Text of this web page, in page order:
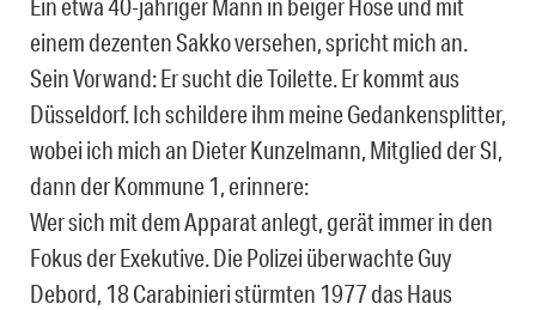
Ein etwa 40-jähriger Mann in beiger Hose und mit
einem dezenten Sakko versehen, spricht mich an.
Sein Vorwand: Er sucht die Toilette. Er kommt aus
Düsseldorf. Ich schildere ihm meine Gedankensplitter,
wobei ich mich an Dieter Kunzelmann, Mitglied der SI,
dann der Kommune 1, erinnere:
Wer sich mit dem Apparat anlegt, gerät immer in den
Fokus der Exekutive. Die Polizei überwachte Guy
Debord, 18 Carabinieri stürmten 1977 das Haus